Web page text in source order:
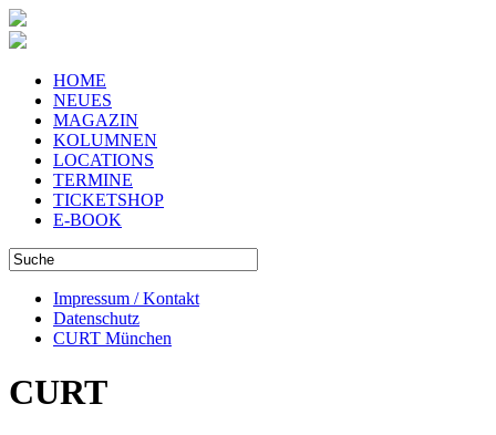
HOME
NEUES
MAGAZIN
KOLUMNEN
LOCATIONS
TERMINE
TICKETSHOP
E-BOOK
Impressum / Kontakt
Datenschutz
CURT München
CURT